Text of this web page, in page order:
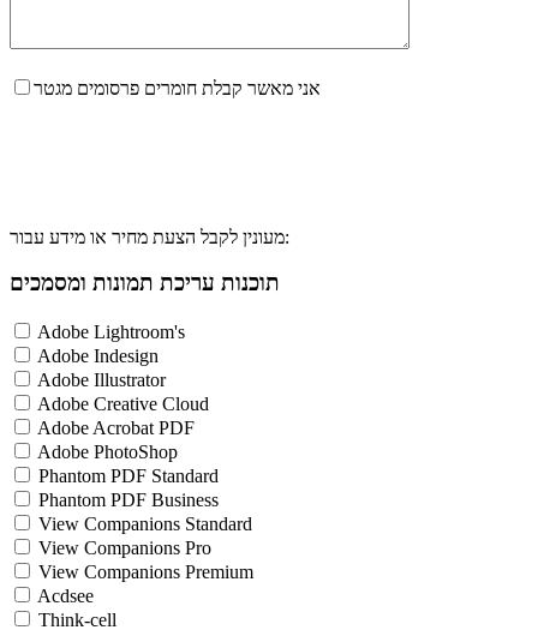
אני מאשר קבלת חומרים פרסומים מגטר
מעונין לקבל הצעת מחיר או מידע עבור:
תוכנות עריכת תמונות ומסמכים
Adobe Lightroom's
Adobe Indesign
Adobe Illustrator
Adobe Creative Cloud
Adobe Acrobat PDF
Adobe PhotoShop
Phantom PDF Standard
Phantom PDF Business
View Companions Standard
View Companions Pro
View Companions Premium
Acdsee
Think-cell